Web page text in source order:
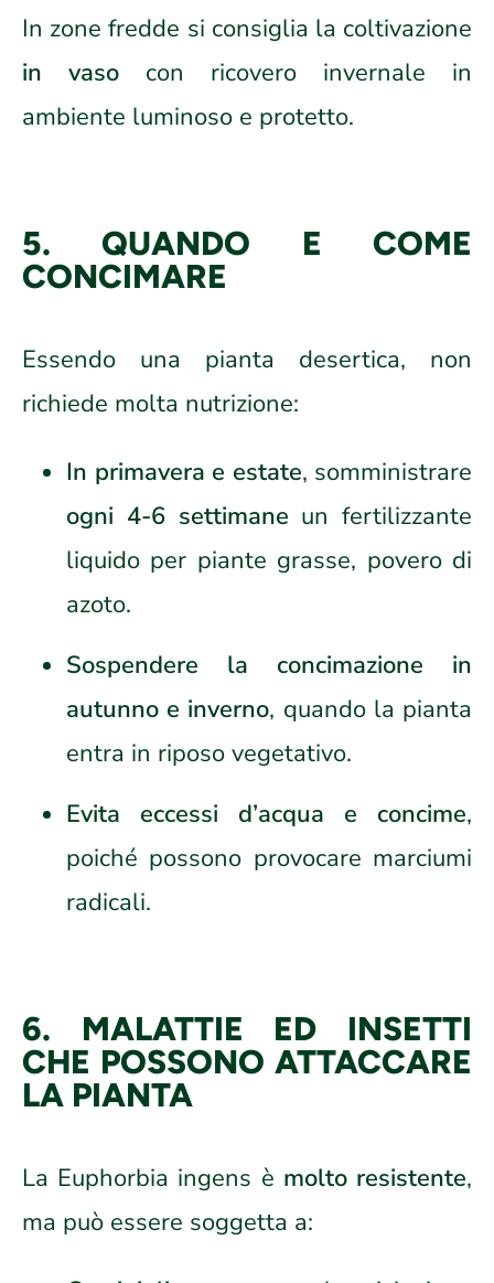
In zone fredde si consiglia la coltivazione
in vaso con ricovero invernale in
ambiente luminoso e protetto.
5. QUANDO E COME
CONCIMARE
Essendo una pianta desertica, non
richiede molta nutrizione:
In primavera e estate, somministrare
ogni 4-6 settimane un fertilizzante
liquido per piante grasse, povero di
azoto.
Sospendere la concimazione in
autunno e inverno, quando la pianta
entra in riposo vegetativo.
Evita eccessi d’acqua e concime,
poiché possono provocare marciumi
radicali.
6. MALATTIE ED INSETTI
CHE POSSONO ATTACCARE
LA PIANTA
La Euphorbia ingens è molto resistente,
ma può essere soggetta a: